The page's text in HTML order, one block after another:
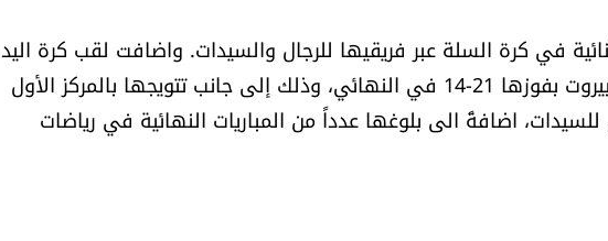
في كرة السلة عبر فريقيها للرجال والسيدات. واضافت لقب كرة اليد
للسيدات على حساب الجامعة الأميركية في بيروت بفوزها 21-14 في النهائي، وذلك إلى جانب تتويجها بالمركز الأول
اضافةً الى بلوغها عدداً من المباريات النهائية في رياضات